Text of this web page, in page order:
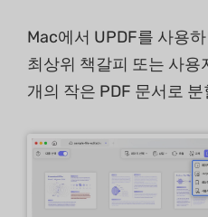
Mac에서 UPDF를 사용
최상위 책갈피 또는 사용
개의 작은 PDF 문서로